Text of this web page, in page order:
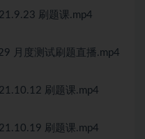
刷题课.mp4
月度测试刷题直播.mp4
刷题课.mp4
刷题课.mp4